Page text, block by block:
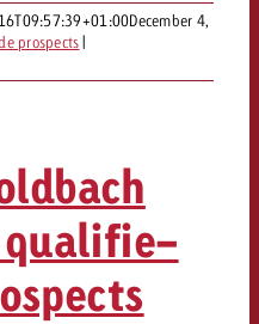
December 4,
prospects|
qualifie-